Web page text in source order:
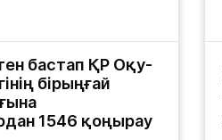
бастап ҚР Оқу-
бірыңғай
1546 қоңырау